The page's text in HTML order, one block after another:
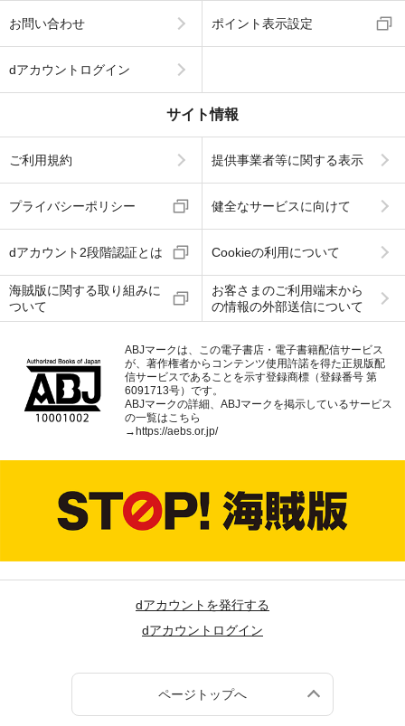
お問い合わせ ポイント表示設定
dアカウントログイン
サイト情報
ご利用規約 提供事業者等に関する表示
プライバシーポリシー 健全なサービスに向けて
dアカウント2段階認証とは Cookieの利用について
海賊版に関する取り組みに
ついて
お客さまのご利用端末から
の情報の外部送信について
ABJマークは、この電子書店・電子書籍配信サービス
が、著作権者からコンテンツ使用許諾を得た正規版配
信サービスであることを示す登録商標（登録番号 第
6091713号）です。
ABJマークの詳細、ABJマークを掲示しているサービス
の一覧はこちら
→https://aebs.or.jp/
dアカウントを発行する
dアカウントログイン
ページトップへ